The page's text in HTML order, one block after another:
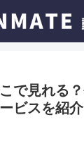
で見れる
ビスを紹介